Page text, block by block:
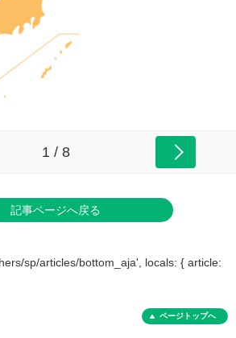
1 / 8
記事ページへ戻る
sp/articles/bottom_aja', locals: { article:
ページトップへ